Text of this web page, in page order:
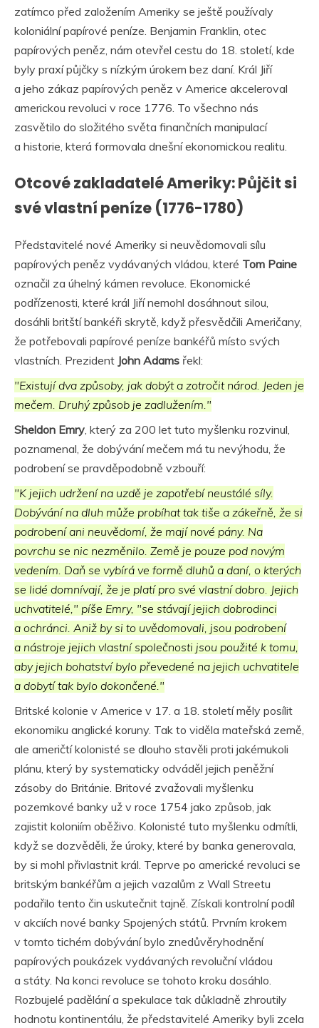
zatímco před založením Ameriky se ještě používaly
koloniální papírové peníze. Benjamin Franklin, otec
papírových peněz, nám otevřel cestu do 18. století, kde
byly praxí půjčky s nízkým úrokem bez daní. Král Jiří
a jeho zákaz papírových peněz v Americe akceleroval
americkou revoluci v roce 1776. To všechno nás
zasvětilo do složitého světa finančních manipulací
a historie, která formovala dnešní ekonomickou realitu.
Otcové zakladatelé Ameriky: Půjčit si
své vlastní peníze (1776-1780)
Představitelé nové Ameriky si neuvědomovali sílu
papírových peněz vydávaných vládou, které Tom Paine
označil za úhelný kámen revoluce. Ekonomické
podřízenosti, které král Jiří nemohl dosáhnout silou,
dosáhli britští bankéři skrytě, když přesvědčili Američany,
že potřebovali papírové peníze bankéřů místo svých
vlastních. Prezident John Adams řekl:
"Existují dva způsoby, jak dobýt a zotročit národ. Jeden je
mečem. Druhý způsob je zadlužením."
Sheldon Emry, který za 200 let tuto myšlenku rozvinul,
poznamenal, že dobývání mečem má tu nevýhodu, že
podrobení se pravděpodobně vzbouří:
"K jejich udržení na uzdě je zapotřebí neustálé síly.
Dobývání na dluh může probíhat tak tiše a zákeřně, že si
podrobení ani neuvědomí, že mají nové pány. Na
povrchu se nic nezměnilo. Země je pouze pod novým
vedením. Daň se vybírá ve formě dluhů a daní, o kterých
se lidé domnívají, že je platí pro své vlastní dobro. Jejich
uchvatitelé," píše Emry, "se stávají jejich dobrodinci
a ochránci. Aniž by si to uvědomovali, jsou podrobení
a nástroje jejich vlastní společnosti jsou použité k tomu,
aby jejich bohatství bylo převedené na jejich uchvatitele
a dobytí tak bylo dokončené."
Britské kolonie v Americe v 17. a 18. století měly posílit
ekonomiku anglické koruny. Tak to viděla mateřská země,
ale američtí kolonisté se dlouho stavěli proti jakémukoli
plánu, který by systematicky odváděl jejich peněžní
zásoby do Británie. Britové zvažovali myšlenku
pozemkové banky už v roce 1754 jako způsob, jak
zajistit koloniím oběživo. Kolonisté tuto myšlenku odmítli,
když se dozvěděli, že úroky, které by banka generovala,
by si mohl přivlastnit král. Teprve po americké revoluci se
britským bankéřům a jejich vazalům z Wall Streetu
podařilo tento čin uskutečnit tajně. Získali kontrolní podíl
v akciích nové banky Spojených států. Prvním krokem
v tomto tichém dobývání bylo znedůvěryhodnění
papírových poukázek vydávaných revoluční vládou
a státy. Na konci revoluce se tohoto kroku dosáhlo.
Rozbujelé padělání a spekulace tak důkladně zhroutily
hodnotu kontinentálu, že představitelé Ameriky byli zcela